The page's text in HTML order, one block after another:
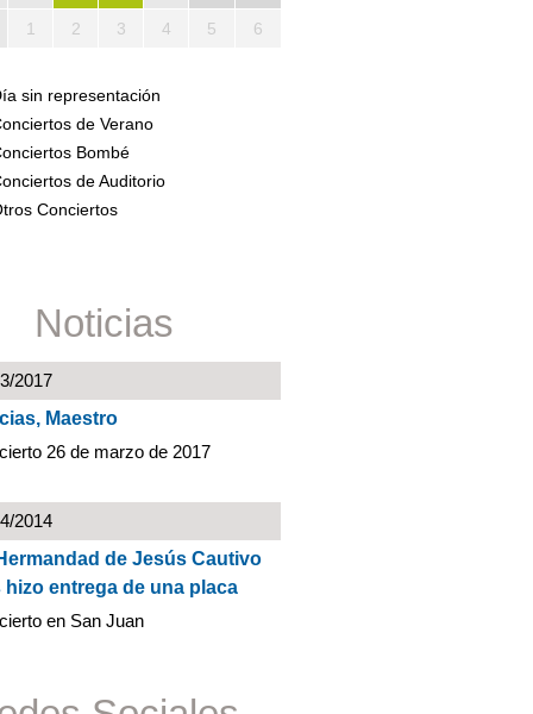
1 2 3 4 5 6
sin representación
de Verano
Bombé
de Auditorio
Conciertos
Noticias
2017
Maestro
26 de marzo de 2017
2014
de Jesús Cautivo
hizo entrega de una placa
en San Juan